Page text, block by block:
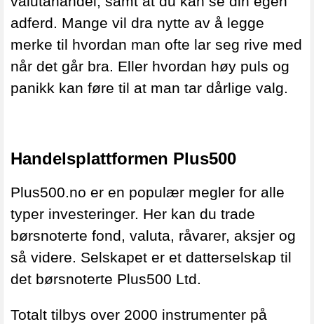
adferd. Mange vil dra nytte av å legge
merke til hvordan man ofte lar seg rive med
når det går bra. Eller hvordan høy puls og
panikk kan føre til at man tar dårlige valg.
Handelsplattformen Plus500
Plus500.no er en populær megler for alle
typer investeringer. Her kan du trade
børsnoterte fond, valuta, råvarer, aksjer og
så videre. Selskapet er et datterselskap til
det børsnoterte Plus500 Ltd.
Totalt tilbys over 2000 instrumenter på